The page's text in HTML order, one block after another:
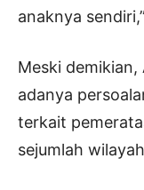
anaknya
Meski
adanya
terkait
sejumlah